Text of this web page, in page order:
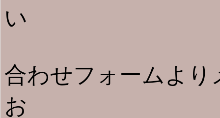
い
合わせフォームよ
お